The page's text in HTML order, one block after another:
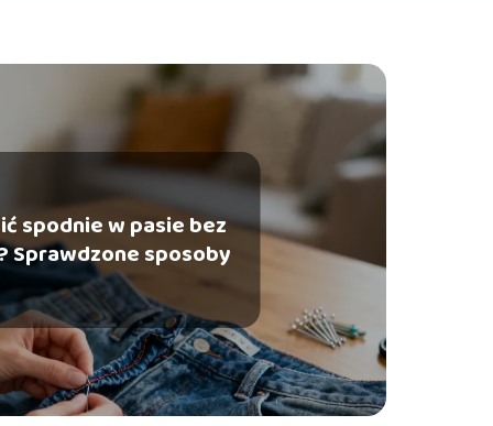
spodnie w pasie bez
Sprawdzone sposoby